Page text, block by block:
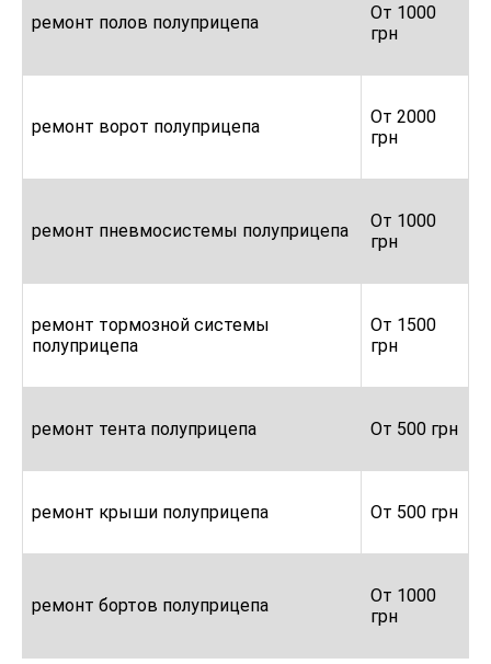
ремонт полов полуприцепа
От 1000
грн
ремонт ворот полуприцепа
От 2000
грн
ремонт пневмосистемы полуприцепа
От 1000
грн
ремонт тормозной системы
полуприцепа
От 1500
грн
ремонт тента полуприцепа От 500 грн
ремонт крыши полуприцепа От 500 грн
ремонт бортов полуприцепа
От 1000
грн